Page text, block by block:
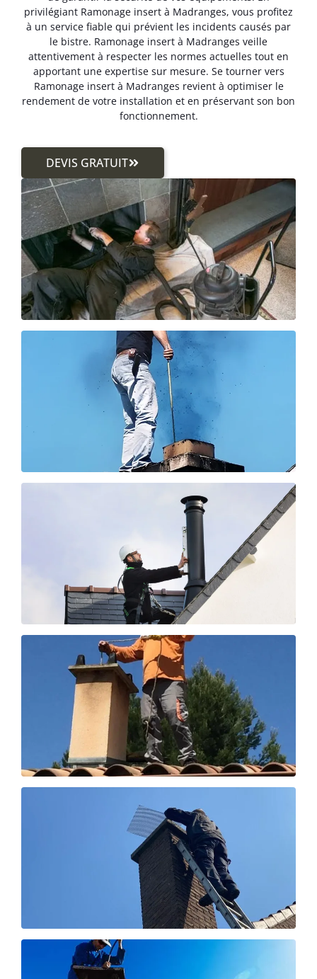
privilégiant Ramonage insert à Madranges, vous profitez
à un service fiable qui prévient les incidents causés par
le bistre. Ramonage insert à Madranges veille
attentivement à respecter les normes actuelles tout en
apportant une expertise sur mesure. Se tourner vers
Ramonage insert à Madranges revient à optimiser le
rendement de votre installation et en préservant son bon
fonctionnement.
DEVIS GRATUIT